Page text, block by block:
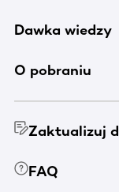
Dawka wiedzy
O pobraniu
Zaktualizuj
FAQ